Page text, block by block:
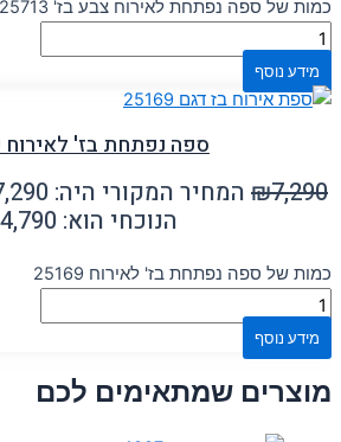
כמות של ספה נפתחת לאירוח צבע בז' 25713
מידע נוסף
ספה נפתחת בז' לאירוח 25169
₪7,290 המחיר המקורי היה: ₪7,290.
הנוכחי הוא: ₪4,790.
כמות של ספה נפתחת בז' לאירוח 25169
מידע נוסף
מוצרים שמתאימים לכם